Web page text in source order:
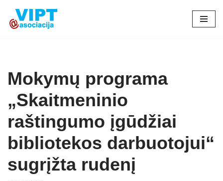
Skip
Mokymų programa
„Skaitmeninio
raštingumo įgūdžiai
bibliotekos darbuotojui“
sugrįžta rudenį